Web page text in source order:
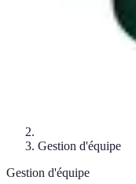
Gestion d'équipe
Gestion d'équipe